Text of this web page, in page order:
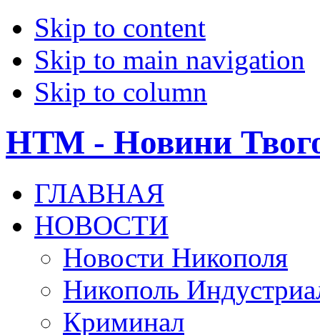
Skip to content
Skip to main navigation
Skip to column
НТМ - Новини
ГЛАВНАЯ
НОВОСТИ
Новости Никополя
Никополь
Криминал